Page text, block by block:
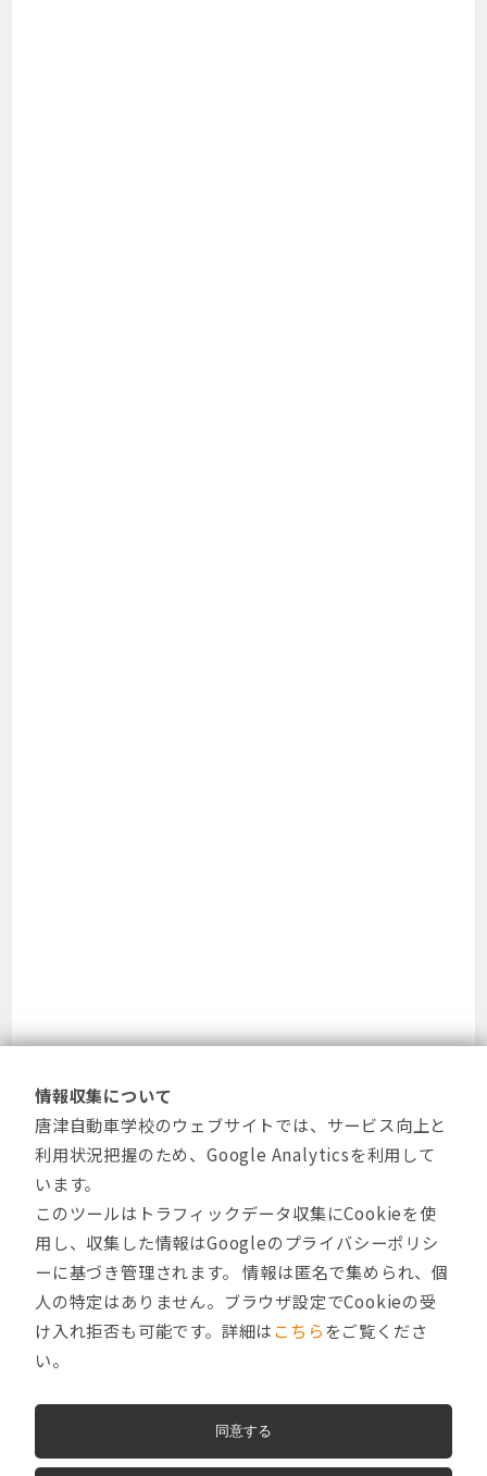
情報収集について
唐津自動車学校のウェブサイトでは、サービス向上と
利用状況把握のため、Google Analyticsを利用して
います。
このツールはトラフィックデータ収集にCookieを使
用し、収集した情報はGoogleのプライバシーポリシ
ーに基づき管理されます。 情報は匿名で集められ、個
人の特定はありません。ブラウザ設定でCookieの受
け入れ拒否も可能です。詳細はこちらをご覧くださ
い。
同意する